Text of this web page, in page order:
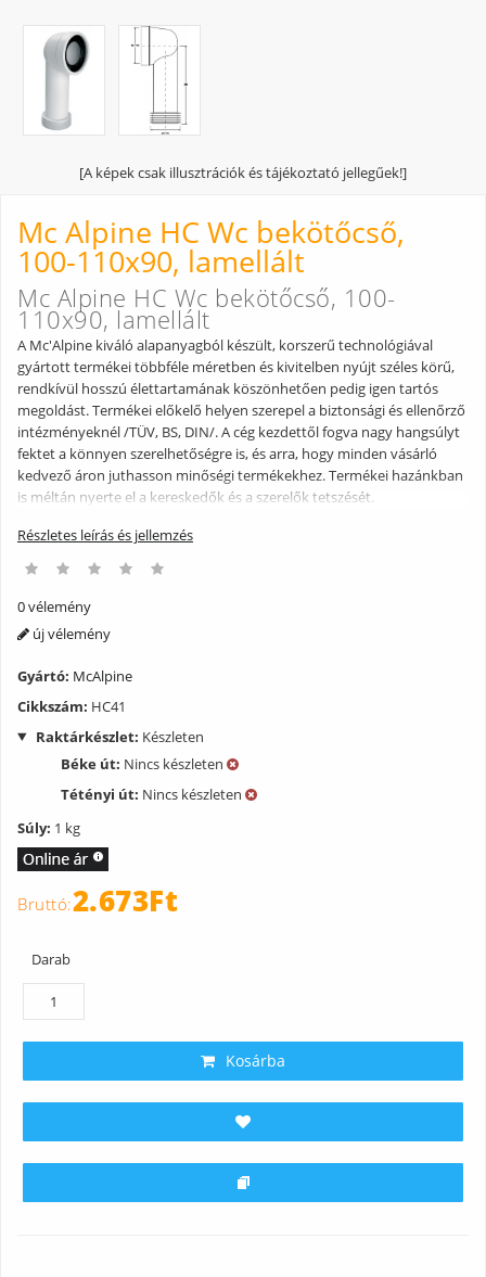
[A képek csak illusztrációk és tájékoztató jellegűek!]
Mc Alpine HC Wc bekötőcső,
100-110x90, lamellált
Mc Alpine HC Wc bekötőcső, 100-
110x90, lamellált
A Mc'Alpine kiváló alapanyagból készült, korszerű technológiával
gyártott termékei többféle méretben és kivitelben nyújt széles körű,
rendkívül hosszú élettartamának köszönhetően pedig igen tartós
megoldást. Termékei előkelő helyen szerepel a biztonsági és ellenőrző
intézményeknél /TÜV, BS, DIN/. A cég kezdettől fogva nagy hangsúlyt
fektet a könnyen szerelhetőségre is, és arra, hogy minden vásárló
kedvező áron juthasson minőségi termékekhez. Termékei hazánkban
is méltán nyerte el a kereskedők és a szerelők tetszését.
Részletes leírás és jellemzés
0 vélemény
új vélemény
Gyártó: McAlpine
Cikkszám: HC41
Raktárkészlet: Készleten
Béke út: Nincs készleten
Tétényi út: Nincs készleten
Súly: 1 kg
2.673Ft
Darab
Kosárba